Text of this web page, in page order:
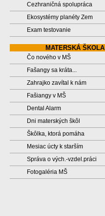
Cezhraničná spolupráca
Ekosystémy planéty Zem
Exam testovanie
MATERSKÁ ŠKOLA
Čo nového v MŠ
Fašangy sa kráta...
Zahrajko zavítal k nám
Fašiangy v MŠ
Dental Alarm
Dni materských škôl
Škôlka, ktorá pomáha
Mesiac úcty k starším
Správa o vých.-vzdel.práci
Fotogaléria MŠ